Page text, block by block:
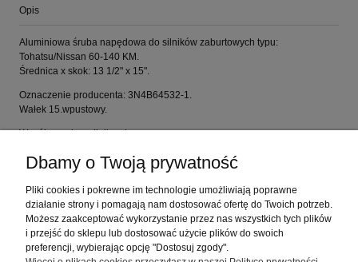
Opis
Aluminiowa śruba napędowa do silników zaburtowych typu:
Tohatsu/Nissan 60-140 KM.
Średnica x skok: 13 1/2" x 15".
Oznaczenie producenta: 3N4B64532-1.
Wałek 15.wpustowy.
Współpracuje z silnikami:
- 70C (duża skrzynia), wszystkie roczniki
- 115 KM, 1992 i nowsze
- 120 KM, 1988 i nowsze
- 140 KM, 1988 i nowsze
Dbamy o Twoją prywatność
Pliki cookies i pokrewne im technologie umożliwiają poprawne
działanie strony i pomagają nam dostosować ofertę do Twoich potrzeb.
Możesz zaakceptować wykorzystanie przez nas wszystkich tych plików
i przejść do sklepu lub dostosować użycie plików do swoich
preferencji, wybierając opcję "Dostosuj zgody".